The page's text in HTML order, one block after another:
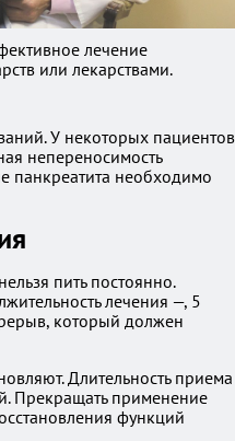
лечение
или лекарствами.
У некоторых пациентов
непереносимость
панкреатита необходимо
пить постоянно.
лечения —, 5
который должен
Длительность приема
Прекращать применение
функций